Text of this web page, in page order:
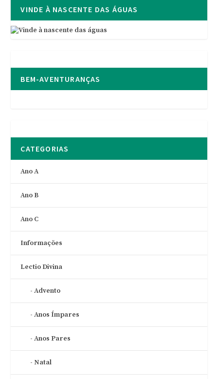
VINDE À NASCENTE DAS ÁGUAS
BEM-AVENTURANÇAS
CATEGORIAS
Ano A
Ano B
Ano C
Informações
Lectio Divina
Advento
Anos Ímpares
Anos Pares
Natal